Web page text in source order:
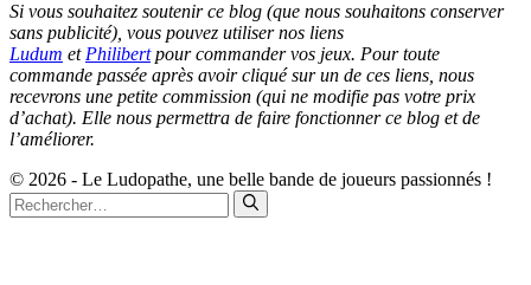
Si vous souhaitez soutenir ce blog (que nous souhaitons conserver
sans publicité), vous pouvez utiliser nos liens
Ludum et Philibertpour commander vos jeux. Pour toute
commande passée après avoir cliqué sur un de ces liens, nous
recevrons une petite commission (qui ne modifie pas votre prix
d’achat). Elle nous permettra de faire fonctionner ce blog et de
l’améliorer.
© 2026 - Le Ludopathe, une belle bande de joueurs passionnés !
Rechercher :